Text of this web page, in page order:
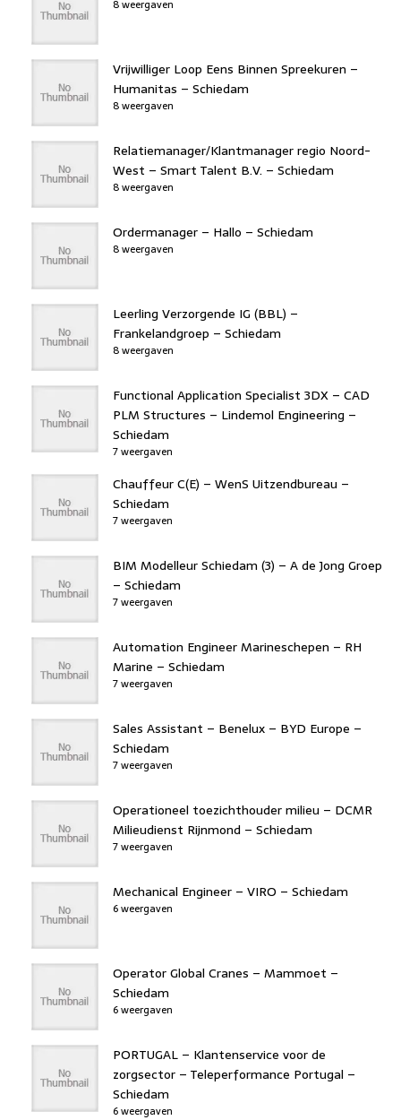
8 weergaven
Vrijwilliger Loop Eens Binnen Spreekuren –
Humanitas – Schiedam
8 weergaven
Relatiemanager/Klantmanager regio Noord-
West – Smart Talent B.V. – Schiedam
8 weergaven
Ordermanager – Hallo – Schiedam
8 weergaven
Leerling Verzorgende IG (BBL) –
Frankelandgroep – Schiedam
8 weergaven
Functional Application Specialist 3DX – CAD
PLM Structures – Lindemol Engineering –
Schiedam
7 weergaven
Chauffeur C(E) – WenS Uitzendbureau –
Schiedam
7 weergaven
BIM Modelleur Schiedam (3) – A de Jong Groep
– Schiedam
7 weergaven
Automation Engineer Marineschepen – RH
Marine – Schiedam
7 weergaven
Sales Assistant – Benelux – BYD Europe –
Schiedam
7 weergaven
Operationeel toezichthouder milieu – DCMR
Milieudienst Rijnmond – Schiedam
7 weergaven
Mechanical Engineer – VIRO – Schiedam
6 weergaven
Operator Global Cranes – Mammoet –
Schiedam
6 weergaven
PORTUGAL – Klantenservice voor de
zorgsector – Teleperformance Portugal –
Schiedam
6 weergaven